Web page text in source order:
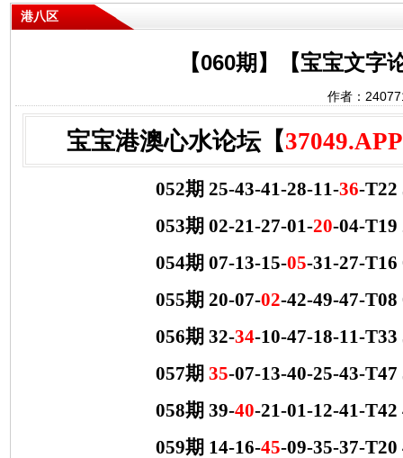
港八区
【060期】【宝宝文
作者：
宝宝港澳心水论坛【37049.APP
052期 25-43-41-28-11-36-T22
053期 02-21-27-01-20-04-T19
054期 07-13-15-05-31-27-T16
055期 20-07-02-42-49-47-T08
056期 32-34-10-47-18-11-T33
057期 35-07-13-40-25-43-T47
058期 39-40-21-01-12-41-T42
059期 14-16-45-09-35-37-T20